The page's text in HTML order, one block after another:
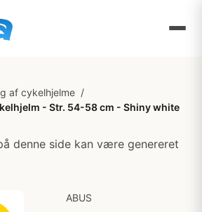
af cykelhjelme /
- Str. 54-58 cm - Shiny white
denne side kan være genereret
ABUS